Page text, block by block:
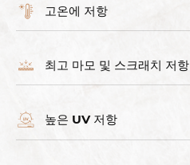
고온에 저항
최고 마모 및 스크래치 저항
높은 UV 저항